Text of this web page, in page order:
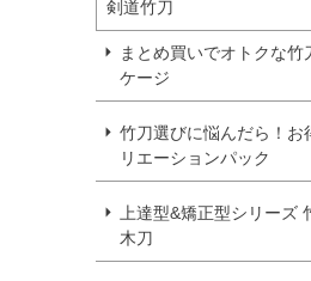
剣道竹刀
まとめ買いでオトクな竹
ケージ
竹刀選びに悩んだら！お
リエーションパック
上達型&矯正型シリーズ
木刀